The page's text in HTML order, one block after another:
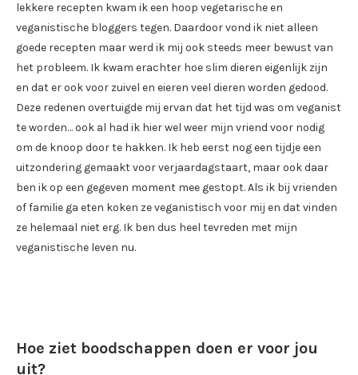
lekkere recepten kwam ik een hoop vegetarische en
veganistische bloggers tegen. Daardoor vond ik niet alleen
goede recepten maar werd ik mij ook steeds meer bewust van
het probleem. Ik kwam erachter hoe slim dieren eigenlijk zijn
en dat er ook voor zuivel en eieren veel dieren worden gedood.
Deze redenen overtuigde mij ervan dat het tijd was om veganist
te worden… ook al had ik hier wel weer mijn vriend voor nodig
om de knoop door te hakken. Ik heb eerst nog een tijdje een
uitzondering gemaakt voor verjaardagstaart, maar ook daar
ben ik op een gegeven moment mee gestopt. Als ik bij vrienden
of familie ga eten koken ze veganistisch voor mij en dat vinden
ze helemaal niet erg. Ik ben dus heel tevreden met mijn
veganistische leven nu.
Hoe ziet boodschappen doen er voor jou
uit?